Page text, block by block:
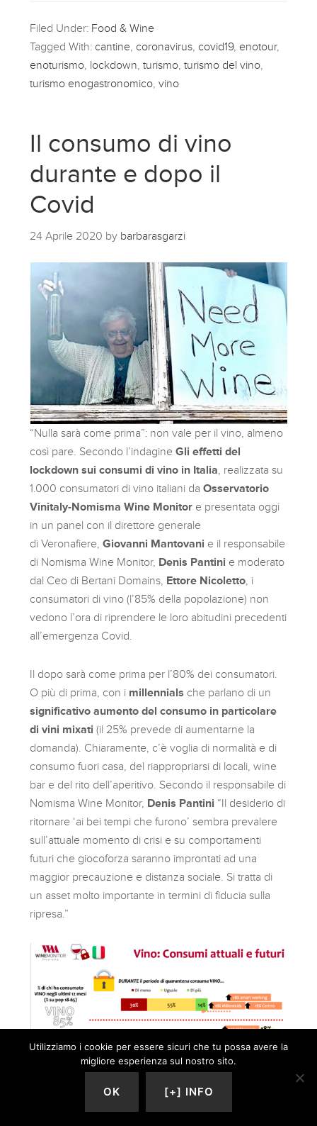
Filed Under: Food & Wine
Tagged With: cantine coronavirus covid19, enotour,
enoturismo lockdown ,turismo ,turismo del vino
turismo enogastronomico ,vino
Il consumo di vino
durante e dopo il
Covid
24 Aprile 2020 by barbarasgarzi
“Nulla sarà come prima”: non vale per il vino, almeno
così pare. Secondo l’indagineGli effetti del
lockdown sui consumi di vino in Italia , realizzata su
1.000 consumatori di vino italiani daOsservatorio
Vinitaly-Nomisma Wine Monitor e presentata oggi
in un panel con il direttore generale
di Veronafiere,Giovanni Mantovani e il responsabile
di Nomisma Wine Monitor, Denis Pantini e moderato
dal Ceo di Bertani Domains, Ettore Nicoletto , i
consumatori di vino (l’85% della popolazione) non
vedono l’ora di riprendere le loro abitudini precedenti
all’emergenza Covid.
Il dopo sarà come prima per l’80% dei consumatori.
O più di prima, con i millennials che parlano di un
significativo aumento del consumo in particolare
di vini mixati(il 25% prevede di aumentarne la
domanda). Chiaramente, c’è voglia di normalità e di
consumo fuori casa, del riappropriarsi di locali, wine
bar e del rito dell’aperitivo. Secondo il responsabile di
Nomisma Wine Monitor, Denis Pantini “Il desiderio di
ritornare ‘ai bei tempi che furono’ sembra prevalere
sull’attuale momento di crisi e su comportamenti
futuri che giocoforza saranno improntati ad una
maggior precauzione e distanza sociale. Si tratta di
un asset molto importante in termini di fiducia sulla
ripresa.”
Non vediamo l’ora, in generale, di tornare a una
Utilizziamo i cookie per essere sicuri che tu possa avere la
migliore esperienza sul nostro sito.
OK [+] INFO